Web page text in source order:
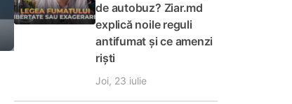
de autobuz? Ziar.md
explică noile reguli
antifumat și ce amenzi
riști
Joi, 23 iulie